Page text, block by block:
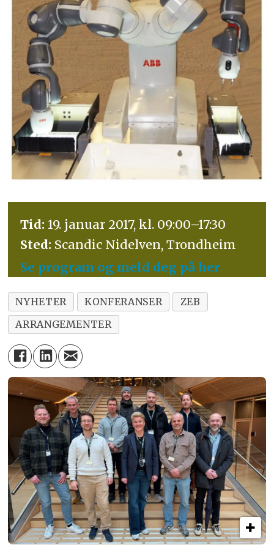
Tid: 19. januar 2017, kl. 09:00–17:30
Sted: Scandic Nidelven, Trondheim
Se program og meld deg på her
NYHETER KONFERANSER
ZEB
ARRANGEMENTER